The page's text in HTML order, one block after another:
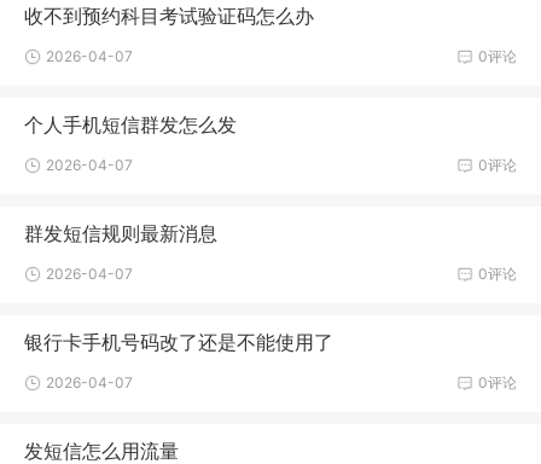
收不到预约科目考试验证码怎么办
0评论
2026-04-07
个人手机短信群发怎么发
0评论
2026-04-07
群发短信规则最新消息
0评论
2026-04-07
银行卡手机号码改了还是不能使用了
0评论
2026-04-07
发短信怎么用流量